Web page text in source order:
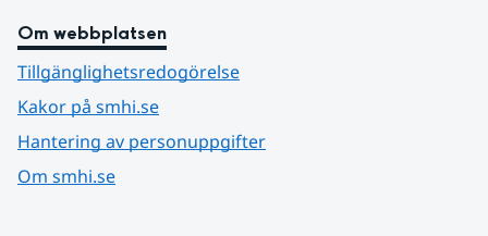
Om webbplatsen
Tillgänglighetsredogörelse
Kakor på smhi.se
Hantering av personuppgifter
Om smhi.se